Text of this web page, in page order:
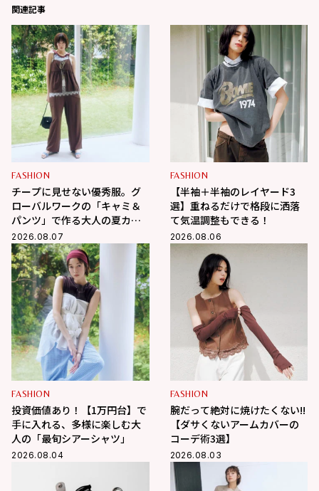
関連記事
FASHION
チープに見せない優秀服。グ
ローバルワークの「キャミ＆
パンツ」で作る大人の夏カジ
ュアル
2026.08.07
FASHION
【半袖＋半袖のレイヤード3
選】重ねるだけで格段に洒落
て気温調整もできる！
2026.08.06
FASHION
投資価値あり！【1万円台】で
手に入れる、多様に楽しむ大
人の「最旬シアーシャツ」
2026.08.04
FASHION
腕だって絶対に焼けたくない!!
【ダサくないアームカバーの
コーデ術3選】
2026.08.03